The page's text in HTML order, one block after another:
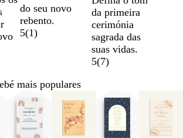
do seu novo
rebento.
5(1)
da primeira
cerimónia
sagrada das
suas vidas.
5(7)
mais populares